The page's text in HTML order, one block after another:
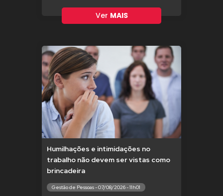
Ver MAIS
Humilhações e intimidações no
trabalho não devem ser vistas como
brincadeira
Gestão de Pessoas - 07/08/2026 - 11h01